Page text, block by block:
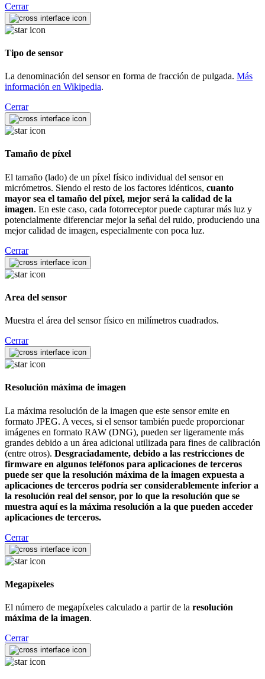
Cerrar
Tipo de sensor
La denominación del sensor en forma de fracción de pulgada. Más
información en Wikipedia.
Cerrar
Tamaño de píxel
El tamaño (lado) de un píxel físico individual del sensor en
micrómetros. Siendo el resto de los factores idénticos, cuanto
mayor sea el tamaño del píxel, mejor será la calidad de la
imagen. En este caso, cada fotorreceptor puede capturar más luz y
potencialmente diferenciar mejor la señal del ruido, produciendo una
mejor calidad de imagen, especialmente con poca luz.
Cerrar
Area del sensor
Muestra el área del sensor físico en milímetros cuadrados.
Cerrar
Resolución máxima de imagen
La máxima resolución de la imagen que este sensor emite en
formato JPEG. A veces, si el sensor también puede proporcionar
imágenes en formato RAW (DNG), pueden ser ligeramente más
grandes debido a un área adicional utilizada para fines de calibración
(entre otros). Desgraciadamente, debido a las restricciones de
firmware en algunos teléfonos para aplicaciones de terceros
puede ser que la resolución máxima de la imagen expuesta a
aplicaciones de terceros podría ser considerablemente inferior a
la resolución real del sensor, por lo que la resolución que se
muestra aquí es la máxima resolución a la que pueden acceder
aplicaciones de terceros.
Cerrar
Megapíxeles
El número de megapíxeles calculado a partir de la resolución
máxima de la imagen.
Cerrar